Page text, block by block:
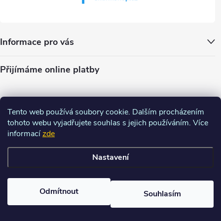
Tento web používá soubory cookie. Dalším procházením
tohoto webu vyjadřujete souhlas s jejich používáním. Více
informacízde
Nastavení
Odmítnout Souhlasím
Informace pro vás
Přijímáme online platby
nastavení cookies